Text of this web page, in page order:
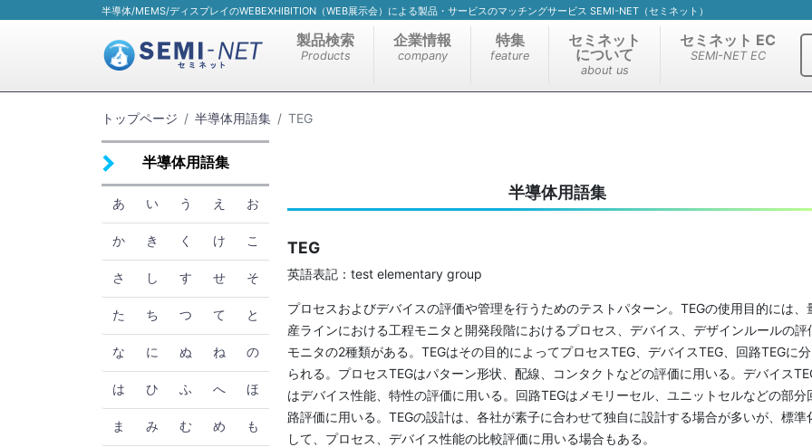
半導体/MEMS/ディスプレイのWEBEXHIBITION（WEB展示会）による製品・サービスのマッチングサービス SEMI-NET（セミネット）
製品検索
Products
企業情報
company
特集
feature
セミネット
について
about us
セミネット EC
SEMI-NET EC
トップページ 半導体用語集 TEG
半導体用語集
あ い う え お
か き く け こ
さ し す せ そ
た ち つ て と
な に ぬ ね の
は ひ ふ へ ほ
ま み む め も
半導体用語集
TEG
英語表記：test elementary group
プロセスおよびデバイスの評価や管理を行うためのテストパターン。TEGの使用目的には、
産ラインにおける工程モニタと開発段階におけるプロセス、デバイス、デザインルールの評
モニタの2種類がある。TEGはその目的によってプロセスTEG、デバイスTEG、回路TEGに
られる。プロセスTEGはパターン形状、配線、コンタクトなどの評価に用いる。デバイス
はデバイス性能、特性の評価に用いる。回路TEGはメモリーセル、ユニットセルなどの部分
路評価に用いる。TEGの設計は、各社が素子に合わせて独自に設計する場合が多いが、標準
して、プロセス、デバイス性能の比較評価に用いる場合もある。